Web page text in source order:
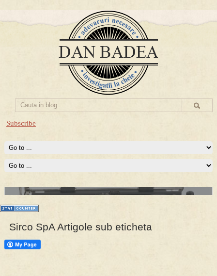
Subscribe
PRESA
Permise pentru vânătoarea de porci în costume, cu gulere albe
Prima mea carte publicata (Nemira)
Averea Presedintelui: prima lucrare despre controversatele
conturi secrete ale Securitatii.
Sirco SpA Artigole sub eticheta